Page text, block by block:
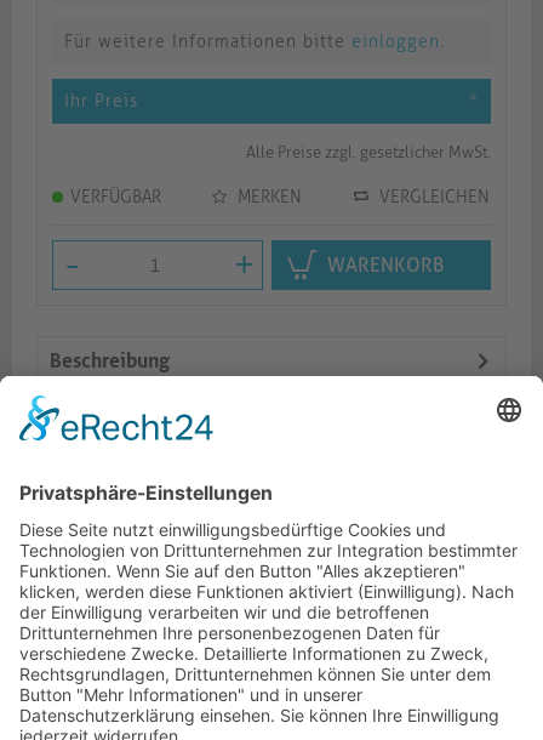
Für weitere Informationen bitte einloggen.
Ihr Preis *
Alle Preise zzgl. gesetzlicher MwSt.
VERFÜGBAR MERKEN VERGLEICHEN
- + WARENKORB
Beschreibung
Features
Logistik
Ähnliche Artikel
HOTLINE